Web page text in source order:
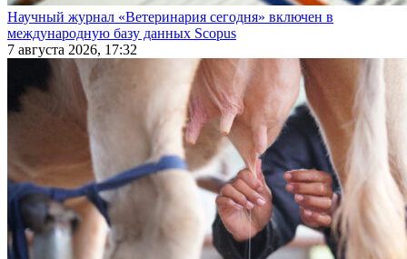
Научный журнал «Ветеринария сегодня» включен в
международную базу данных Scopus
7 августа 2026, 17:32